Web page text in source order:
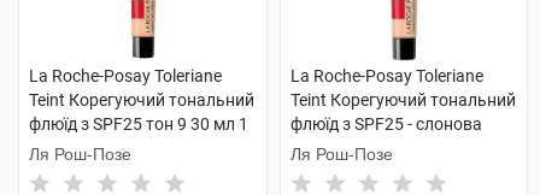
La Roche-Posay Toleriane
Teint Корегуючий тональний
флюїд з SPF25 тон 9 30 мл 1
туба
Ля Рош-Позе
La Roche-Posay Toleriane
Teint Корегуючий тональний
флюїд з SPF25 - слонова
кістка 30 мл 1 туба
Ля Рош-Позе